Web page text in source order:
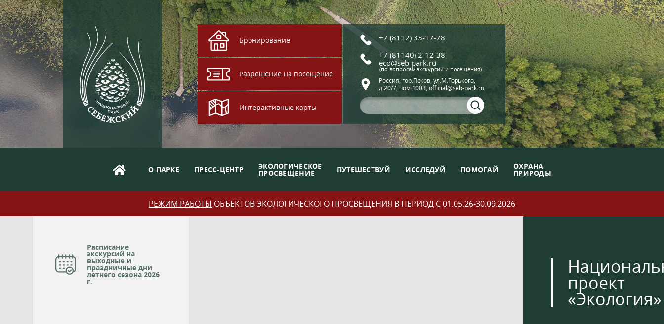
Бронирование
Разрешение на посещение
Интерактивные карты
+7 (8112) 33-17-78
+7 (81140) 2-12-38
eco@seb-park.ru
(по вопросам экскурсий и посещения)
Россия, гор.Псков, ул.М.Горького,
д.20/7, пом.1003, official@seb-park.ru
О ПАРКЕ ПРЕСС-ЦЕНТР ЭКОЛОГИЧЕСКОЕ
ПРОСВЕЩЕНИЕ ПУТЕШЕСТВУЙ ИССЛЕДУЙ ПОМОГАЙ ОХРАНА
ПРИРОДЫ
РЕЖИМ РАБОТЫ ОБЪЕКТОВ ЭКОЛОГИЧЕСКОГО ПРОСВЕЩЕНИЯ В ПЕРИОД С 01.05.26-30.09.2026
Расписание
экскурсий на
выходные и
праздничные дни
летнего сезона 2026
г. проект
«Экология»